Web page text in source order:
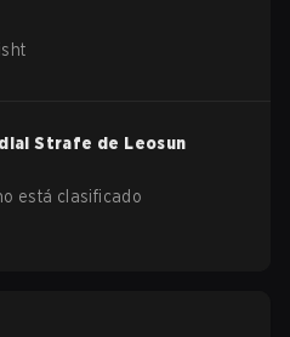
Strafe de Leosun
está clasificado